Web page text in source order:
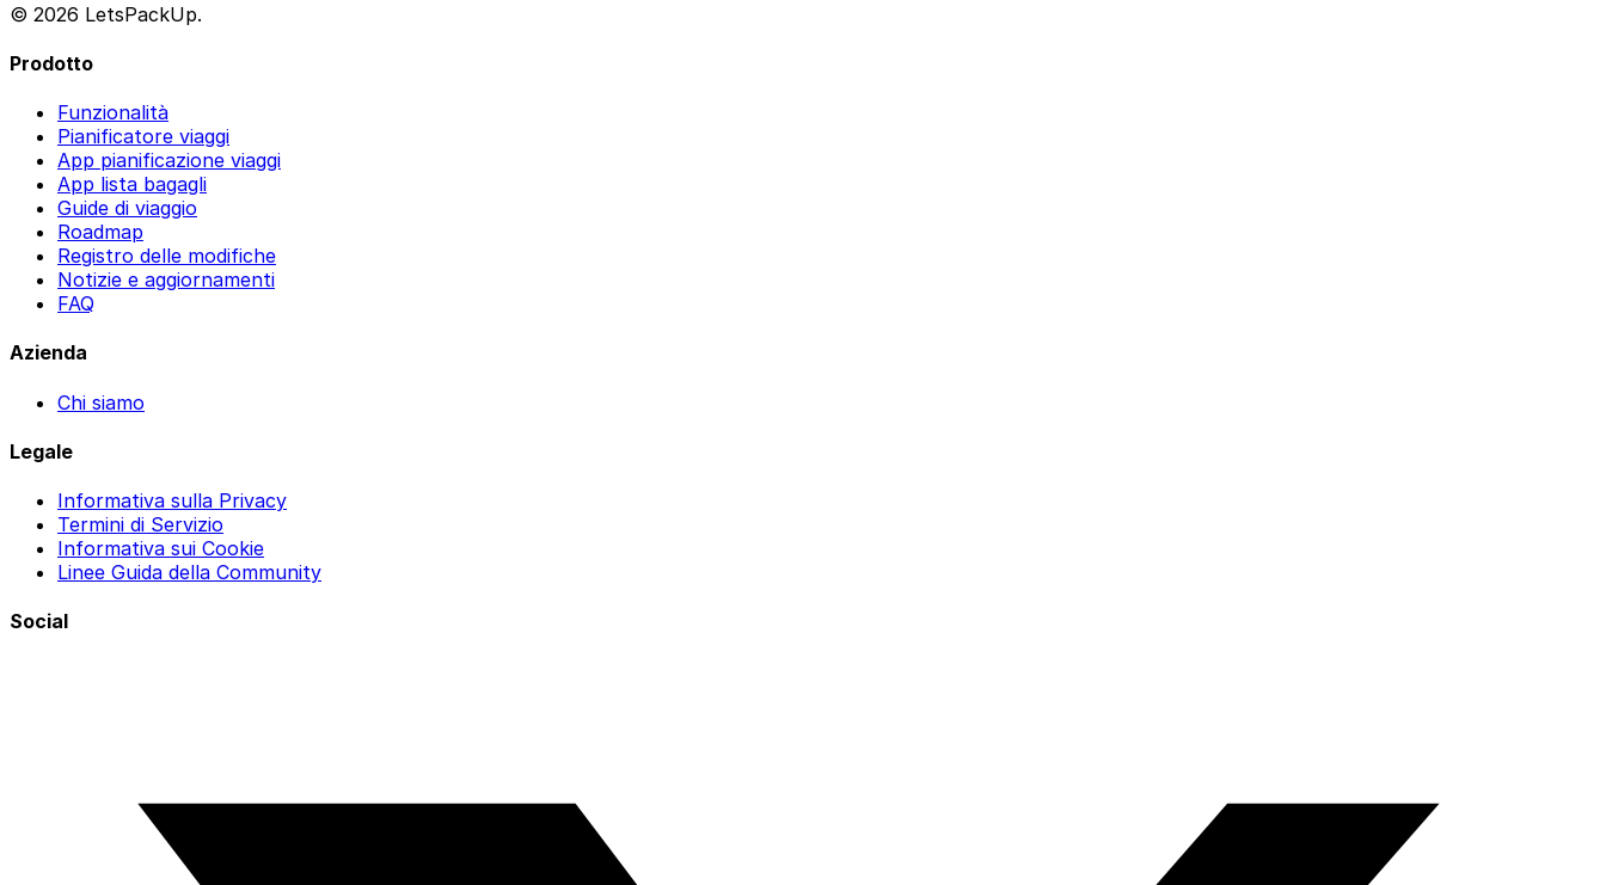
© 2026 LetsPackUp.
Prodotto
Funzionalità
Pianificatore viaggi
App pianificazione viaggi
App lista bagagli
Guide di viaggio
Roadmap
Registro delle modifiche
Notizie e aggiornamenti
FAQ
Azienda
Chi siamo
Legale
Informativa sulla Privacy
Termini di Servizio
Informativa sui Cookie
Linee Guida della Community
Social